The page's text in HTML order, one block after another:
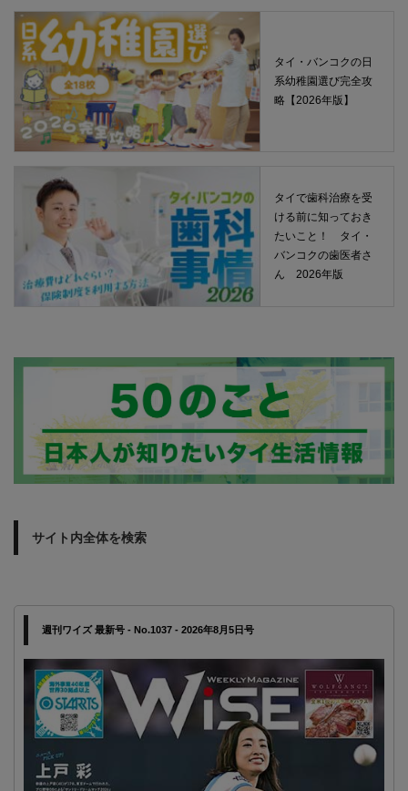
タイ・バンコクの日
系幼稚園選び完全攻
略【2026年版】
タイで歯科治療を受
ける前に知っておき
たいこと！ タイ・
バンコクの歯医者さ
ん 2026年版
サイト内全体を検索
週刊ワイズ 最新号 - No.1037 - 2026年8月5日号